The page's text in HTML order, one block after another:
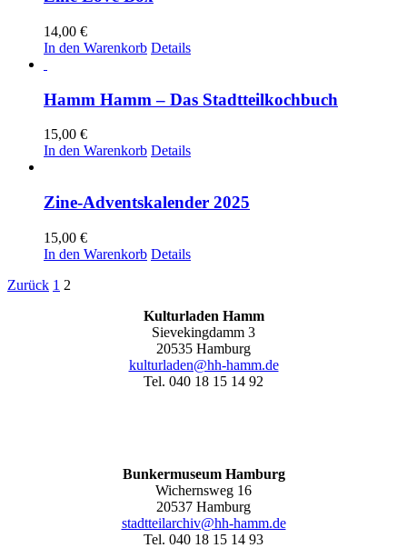
14,00 €
In den Warenkorb Details
Hamm Hamm – Das Stadtteilkochbuch
15,00 €
In den Warenkorb Details
Zine-Adventskalender 2025
15,00 €
In den Warenkorb Details
Zurück 1 2
Kulturladen Hamm
Sievekingdamm 3
20535 Hamburg
kulturladen@hh-hamm.de
Tel. 040 18 15 14 92
Bunkermuseum Hamburg
Wichernsweg 16
20537 Hamburg
stadtteilarchiv@hh-hamm.de
Tel. 040 18 15 14 93